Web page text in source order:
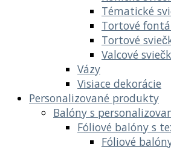
Tématické
Tortové
Tortové
Valcové
Vázy
Visiace dekorácie
Personalizované produkty
Balóny s
Fóliové balóny s
Fóliové